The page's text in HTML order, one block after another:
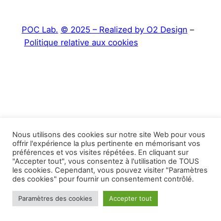
POC Lab. © 2025 – Realized by O2 Design –
Politique relative aux cookies
Nous utilisons des cookies sur notre site Web pour vous
offrir l'expérience la plus pertinente en mémorisant vos
préférences et vos visites répétées. En cliquant sur
"Accepter tout", vous consentez à l'utilisation de TOUS
les cookies. Cependant, vous pouvez visiter "Paramètres
des cookies" pour fournir un consentement contrôlé.
Paramètres des cookies Accepter tout